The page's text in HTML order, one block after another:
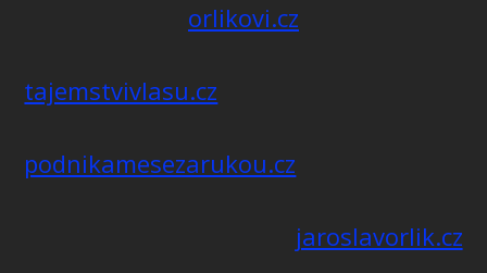
orlikovi.cz
tajemstvivlasu.cz
podnikamesezarukou.cz
jaroslavorlik.cz